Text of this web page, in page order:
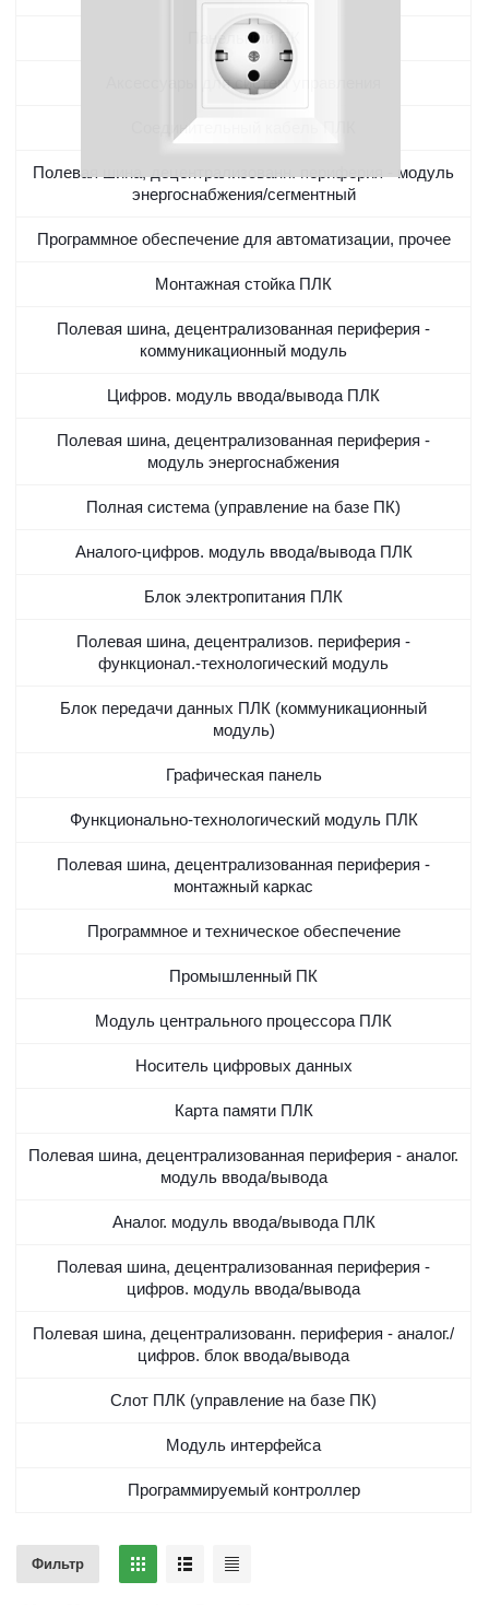
Панельный ПК
Аксессуары для систем управления
Соединительный кабель ПЛК
Полевая шина, децентрализованн. периферия - модуль
энергоснабжения/сегментный
Программное обеспечение для автоматизации, прочее
Монтажная стойка ПЛК
Полевая шина, децентрализованная периферия -
коммуникационный модуль
Цифров. модуль ввода/вывода ПЛК
Полевая шина, децентрализованная периферия -
модуль энергоснабжения
Полная система (управление на базе ПК)
Аналого-цифров. модуль ввода/вывода ПЛК
Блок электропитания ПЛК
Полевая шина, децентрализов. периферия -
функционал.-технологический модуль
Блок передачи данных ПЛК (коммуникационный
модуль)
Графическая панель
Функционально-технологический модуль ПЛК
Полевая шина, децентрализованная периферия -
монтажный каркас
Программное и техническое обеспечение
Промышленный ПК
Модуль центрального процессора ПЛК
Носитель цифровых данных
Карта памяти ПЛК
Полевая шина, децентрализованная периферия - аналог.
модуль ввода/вывода
Аналог. модуль ввода/вывода ПЛК
Полевая шина, децентрализованная периферия -
цифров. модуль ввода/вывода
Полевая шина, децентрализованн. периферия - аналог./
цифров. блок ввода/вывода
Слот ПЛК (управление на базе ПК)
Модуль интерфейса
Программируемый контроллер
Фильтр